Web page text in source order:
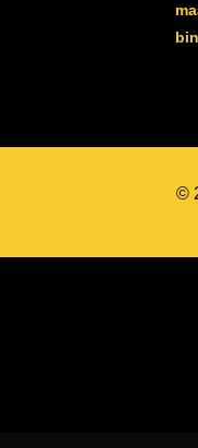
©